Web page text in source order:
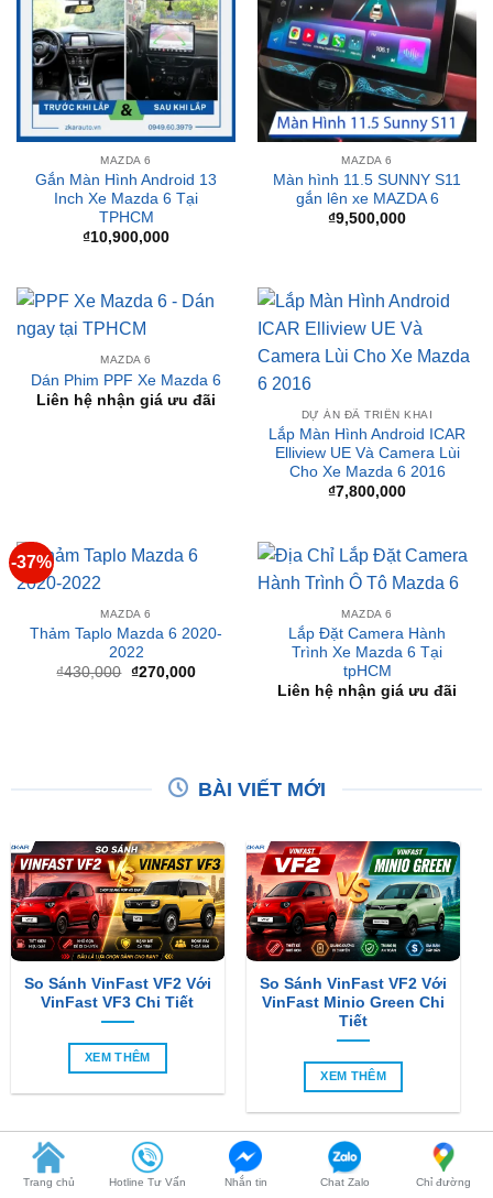
MAZDA 6
Gắn Màn Hình Android 13
Inch Xe Mazda 6 Tại
TPHCM
₫10,900,000
MAZDA 6
Màn hình 11.5 SUNNY S11
gắn lên xe MAZDA 6
9,500,000
MAZDA 6
Dán Phim PPF Xe Mazda 6
Liên hệ nhận giá ưu đãi
DỰ ÁN ĐÃ TRIỂN KHAI
Lắp Màn Hình Android ICAR
Cho Xe Mazda 6 2016
₫ 7,800,000
MAZDA 6
Thảm Taplo Mazda 6 2020-
430,000 Giá
gốc
là:
₫430,000.
₫270,000
hiện
tại
₫270,000.
MAZDA 6
Lắp Đặt Camera Hành
tpHCM
Liên hệ nhận giá ưu đãi
So Sánh VinFast VF2 Với
VinFast VF3 Chi Tiết
XEM THÊM
So Sánh VinFast VF2 Với
VinFast Minio Green Chi
Tiết
XEM THÊM
Trang chủ Hotline Tư Vấn Nhắn tin Chat Zalo Chỉ đường